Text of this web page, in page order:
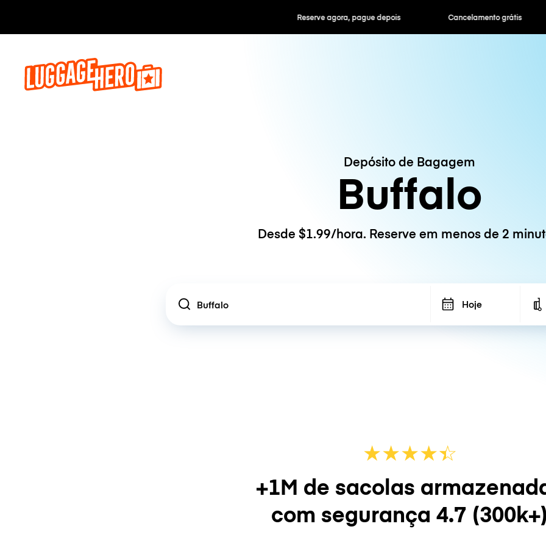
Reserve agora, pague depois Cancelamento grátis Tarifas
Depósito de Bagagem
Buffalo
Desde $1.99/hora. Reserve em menos de 2
Location Hoje
★★★★☆
★
+1M de sacolas
com segurança 4.7 (300k+)